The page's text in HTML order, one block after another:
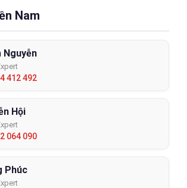
Nam
Nguyễn
412 492
Hội
064 090
Phúc